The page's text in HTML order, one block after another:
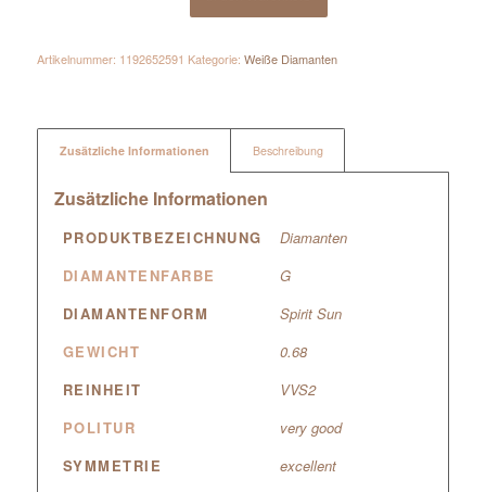
Artikelnummer: 1192652591 Kategorie: Weiße Diamanten
Zusätzliche Informationen Beschreibung
Zusätzliche Informationen
PRODUKTBEZEICHNUNG
Diamanten
DIAMANTENFARBE
G
DIAMANTENFORM
Spirit Sun
GEWICHT
0.68
REINHEIT
VVS2
POLITUR
very good
SYMMETRIE
excellent